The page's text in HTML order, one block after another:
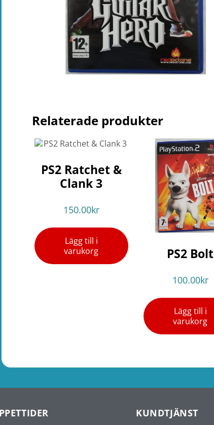
Relaterade produkter
PS2 Ratchet &
Clank 3
150.00kr
Lägg till i
varukorg
PS2 Bolt
100.00kr
Lägg till i
varukorg
KUNDTJÄNST